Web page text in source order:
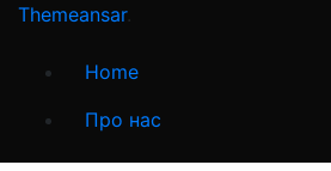
Themeansar.
Home
Про нас